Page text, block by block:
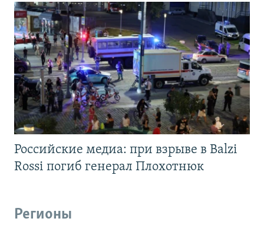
Российские медиа: при взрыве в Balzi
Rossi погиб генерал Плохотнюк
Регионы